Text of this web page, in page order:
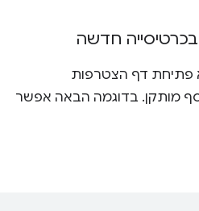
חדשה
פתיחת דף הצטרפות
מותקן. בדוגמה הבאה אפשר